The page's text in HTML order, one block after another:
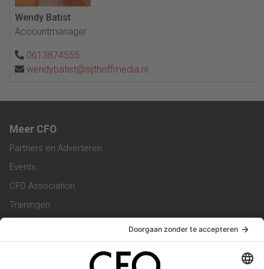
Wendy Batist
Accountmanager
0613874555
wendybatist@sijthoffmedia.nl
Meer CFO
Partners en Adverteren
Events
CFO Association
Trainingen
Vacatures
Service & Contact